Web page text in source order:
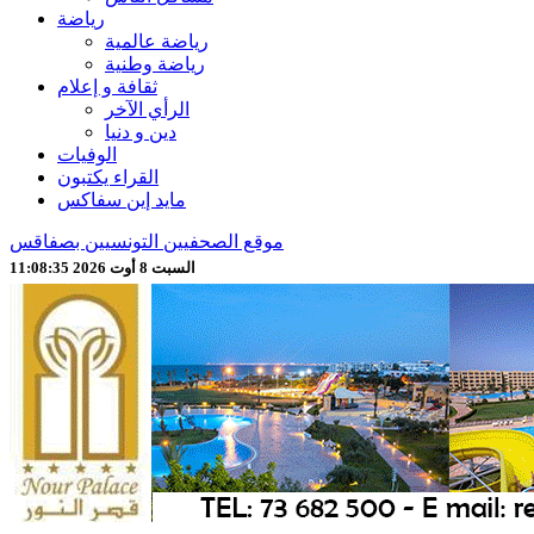
رياضة
رياضة عالمية
رياضة وطنية
ثقافة و إعلام
الرأي الآخر
دين و دنيا
الوفيات
القراء يكتبون
مايد إين سفاكس
موقع الصحفيين التونسيين بصفاقس
السبت 8 أوت 2026 11:08:37